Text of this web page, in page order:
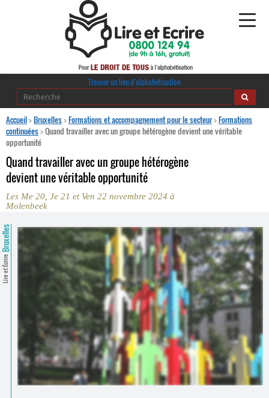
Alphabétisation
·
Comprendre et parler
Bienvenue en Belgique
Espace presse
Contacts
Trouver un lieu d’alphabétisation
Trouver un lieu d’alphabétisation
Accueil>Bruxelles>Formations et accompagnement pour le secteur>Formations
continuées>Quand travailler avec un groupe hétérogène devient une véritable
opportunité
Quand travailler avec un groupe hétérogène
devient une véritable opportunité
Les Me 20, Je 21 et Ven 22 novembre 2024 à
Molenbeek
Lire et Écrire
Bruxelles